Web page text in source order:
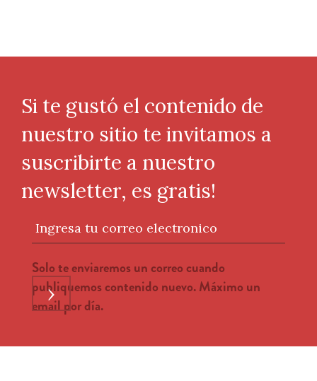
Si te gustó el contenido de
nuestro sitio te invitamos a
suscribirte a nuestro
newsletter, es gratis!
Ingresa tu correo electronico
Solo te enviaremos un correo cuando
publiquemos contenido nuevo. Máximo un
email por día.
›